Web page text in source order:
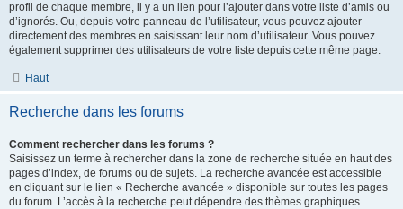
profil de chaque membre, il y a un lien pour l’ajouter dans votre liste d’amis ou
d’ignorés. Ou, depuis votre panneau de l’utilisateur, vous pouvez ajouter
directement des membres en saisissant leur nom d’utilisateur. Vous pouvez
également supprimer des utilisateurs de votre liste depuis cette même page.
Haut
Recherche dans les forums
Comment rechercher dans les forums ?
Saisissez un terme à rechercher dans la zone de recherche située en haut des
pages d’index, de forums ou de sujets. La recherche avancée est accessible
en cliquant sur le lien « Recherche avancée » disponible sur toutes les pages
du forum. L’accès à la recherche peut dépendre des thèmes graphiques